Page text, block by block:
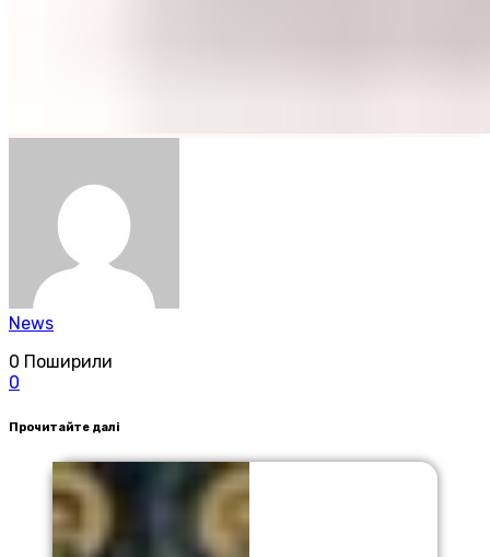
News
0 Поширили
0
Прочитайте далі